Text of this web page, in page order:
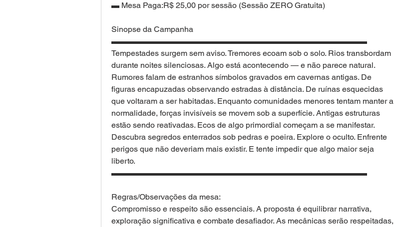
▬ Mesa Paga:R$ 25,00 por sessão (Sessão ZERO Gratuita)
Sinopse da Campanha
▬▬▬▬▬▬▬▬▬▬▬▬▬▬▬▬▬▬▬▬▬▬▬▬▬▬▬▬▬▬▬▬
Tempestades surgem sem aviso. Tremores ecoam sob o solo. Rios transbordam
durante noites silenciosas. Algo está acontecendo — e não parece natural.
Rumores falam de estranhos símbolos gravados em cavernas antigas. De
figuras encapuzadas observando estradas à distância. De ruínas esquecidas
que voltaram a ser habitadas. Enquanto comunidades menores tentam manter a
normalidade, forças invisíveis se movem sob a superfície. Antigas estruturas
estão sendo reativadas. Ecos de algo primordial começam a se manifestar.
Descubra segredos enterrados sob pedras e poeira. Explore o oculto. Enfrente
perigos que não deveriam mais existir. E tente impedir que algo maior seja
liberto.
▬▬▬▬▬▬▬▬▬▬▬▬▬▬▬▬▬▬▬▬▬▬▬▬▬▬▬▬▬▬▬▬
Regras/Observações da mesa:
Compromisso e respeito são essenciais. A proposta é equilibrar narrativa,
exploração significativa e combate desafiador. As mecânicas serão respeitadas,